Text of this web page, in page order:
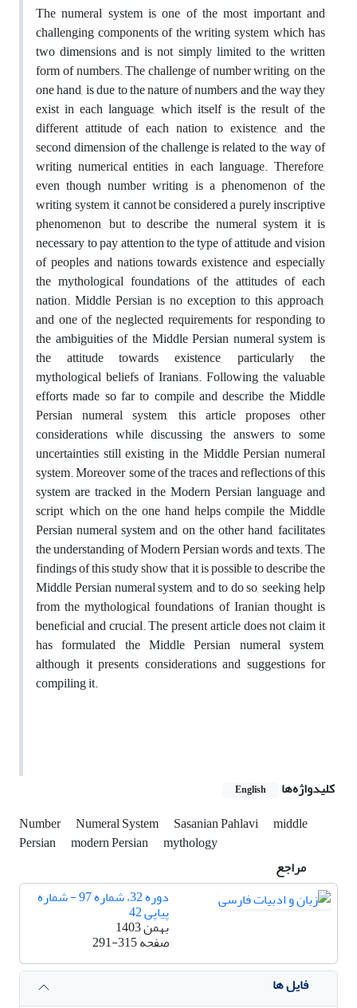
The numeral system is one of the most important and
challenging components of the writing system, which has
two dimensions and is not simply limited to the written
form of numbers. The challenge of number writing, on the
one hand, is due to the nature of numbers and the way they
exist in each language, which itself is the result of the
different attitude of each nation to existence, and the
second dimension of the challenge is related to the way of
writing numerical entities in each language. Therefore,
even though number writing is a phenomenon of the
writing system, it cannot be considered a purely inscriptive
phenomenon, but to describe the numeral system, it is
necessary to pay attention to the type of attitude and vision
of peoples and nations towards existence and especially
the mythological foundations of the attitudes of each
nation. Middle Persian is no exception to this approach,
and one of the neglected requirements for responding to
the ambiguities of the Middle Persian numeral system is
the attitude towards existence, particularly the
mythological beliefs of Iranians. Following the valuable
efforts made so far to compile and describe the Middle
Persian numeral system, this article proposes other
considerations while discussing the answers to some
uncertainties still existing in the Middle Persian numeral
system. Moreover, some of the traces and reflections of this
system are tracked in the Modern Persian language and
script, which on the one hand helps compile the Middle
Persian numeral system and on the other hand, facilitates
the understanding of Modern Persian words and texts. The
findings of this study show that it is possible to describe the
Middle Persian numeral system, and to do so, seeking help
from the mythological foundations of Iranian thought is
beneficial and crucial. The present article does not claim it
has formulated the Middle Persian numeral system,
although it presents considerations and suggestions for
compiling it.
کلیدواژه‌ها English
Number Numeral System Sasanian Pahlavi
middle
Persian
modern Persian
mythology
مراجع
دوره 32، شماره 97 - شماره
پیاپی 42
بهمن 1403
صفحه291-315
فایل ها